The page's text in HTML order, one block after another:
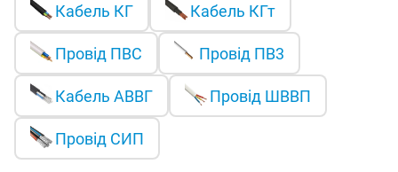
Кабель КГ Кабель КГт
Провід ПВС Провід ПВ3
Кабель АВВГ Провід ШВВП
Провід СИП